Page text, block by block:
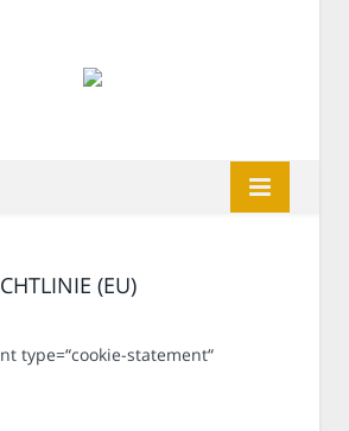
(EU)
type=“cookie-statement“